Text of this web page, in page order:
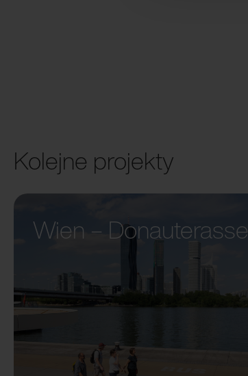
Kolejne projekty
Wien – Donauterasse